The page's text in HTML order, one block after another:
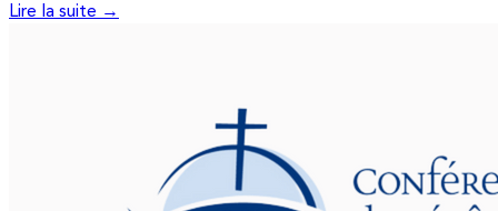
Lire la suite →